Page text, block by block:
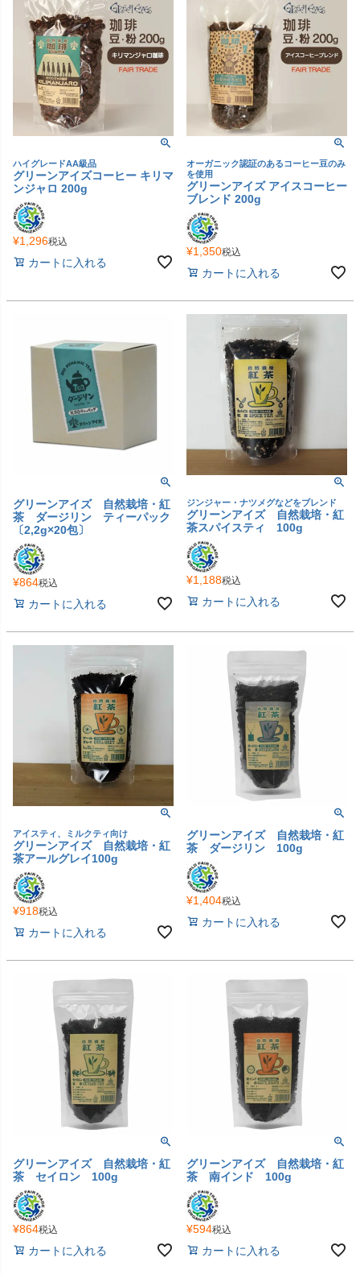
ハイグレードAA級品
グリーンアイズコーヒー キリマ
ンジャロ 200g
¥1,296税込
カートに入れる
オーガニック認証のあるコーヒー豆のみ
を使用
グリーンアイズ アイスコーヒー
ブレンド 200g
¥1,350税込
カートに入れる
グリーンアイズ 自然栽培・紅
茶 ダージリン ティーパック
〔2,2g×20包〕
¥864税込
カートに入れる
ジンジャー・ナツメグなどをブレンド
グリーンアイズ 自然栽培・紅
茶スパイスティ 100g
¥1,188税込
カートに入れる
アイスティ、ミルクティ向け
グリーンアイズ 自然栽培・紅
茶アールグレイ100g
¥918税込
カートに入れる
グリーンアイズ 自然栽培・紅
茶 ダージリン 100g
¥1,404税込
カートに入れる
グリーンアイズ 自然栽培・紅
茶 セイロン 100g
¥864税込
カートに入れる
グリーンアイズ 自然栽培・紅
茶 南インド 100g
¥594税込
カートに入れる